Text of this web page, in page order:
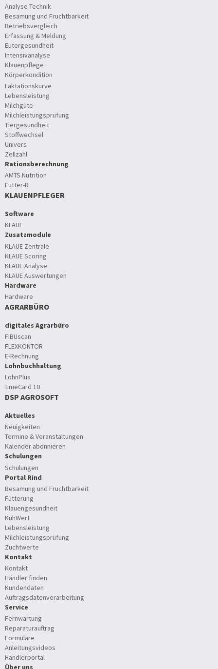
Analyse Technik
Besamung und Fruchtbarkeit
Betriebsvergleich
Erfassung & Meldung
Eutergesundheit
Intensivanalyse
Klauenpflege
Körperkondition
Laktationskurve
Lebensleistung
Milchgüte
Milchleistungsprüfung
Tiergesundheit
Stoffwechsel
Univers
Zellzahl
Rationsberechnung
AMTS.Nutrition
Futter-R
KLAUENPFLEGER
Software
KLAUE
Zusatzmodule
KLAUE Zentrale
KLAUE Scoring
KLAUE Analyse
KLAUE Auswertungen
Hardware
Hardware
AGRARBÜRO
digitales Agrarbüro
FIBUscan
FLEXKONTOR
E-Rechnung
Lohnbuchhaltung
LohnPlus
timeCard 10
DSP AGROSOFT
Aktuelles
Neuigkeiten
Termine & Veranstaltungen
Kalender abonnieren
Schulungen
Schulungen
Portal Rind
Besamung und Fruchtbarkeit
Fütterung
Klauengesundheit
KuhWert
Lebensleistung
Milchleistungsprüfung
Zuchtwerte
Kontakt
Kontakt
Händler finden
Kundendaten
Auftragsdatenverarbeitung
Service
Fernwartung
Reparaturauftrag
Formulare
Anleitungsvideos
Händlerportal
Über uns